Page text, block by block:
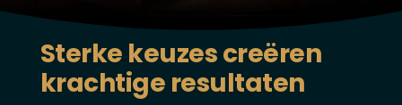
Sterke keuzes creëren
krachtige resultaten